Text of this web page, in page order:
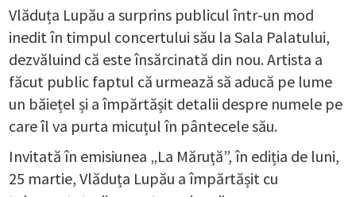
Vlăduța Lupău a surprins publicul într-un mod
inedit în timpul concertului său la Sala Palatului,
dezvăluind că este însărcinată din nou. Artista a
făcut public faptul că urmează să aducă pe lume
un băiețel și a împărtășit detalii despre numele pe
care îl va purta micuțul în pântecele său.
Invitată în emisiunea „La Măruță”, în ediția de luni,
25 martie, Vlăduța Lupău a împărtășit cu